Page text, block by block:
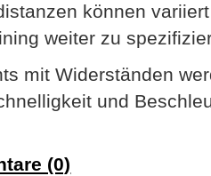
können
weiter zu
mit Widerständen
und
(0)